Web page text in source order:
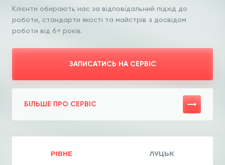
Клієнти обирають нас за відповідальний підхід до
роботи, стандарти якості та майстрів з досвідом
роботи від 6+ років.
ЗАПИСАТИСЬ НА СЕРВІС
БІЛЬШЕ ПРО СЕРВІС
РІВНЕ ЛУЦЬК